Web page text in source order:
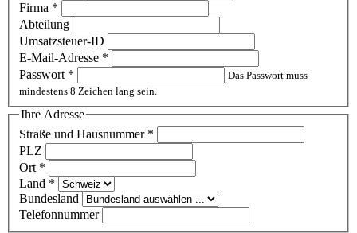
Firma *
Abteilung
Umsatzsteuer-ID
E-Mail-Adresse *
Passwort *
Das Passwort muss
mindestens 8 Zeichen lang sein.
Ihre Adresse
Straße und Hausnummer *
PLZ
Ort *
Land *
Bundesland
Telefonnummer